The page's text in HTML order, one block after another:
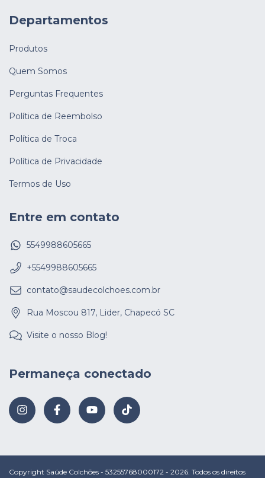
Departamentos
Produtos
Quem Somos
Perguntas Frequentes
Política de Reembolso
Política de Troca
Política de Privacidade
Termos de Uso
Entre em contato
5549988605665
+5549988605665
contato@saudecolchoes.com.br
Rua Moscou 817, Lider, Chapecó SC
Visite o nosso Blog!
Permaneça conectado
Copyright Saúde Colchões - 53255768000172 - 2026. Todos os direitos